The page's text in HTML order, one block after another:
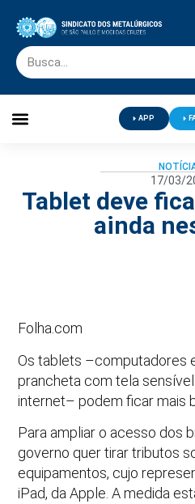
APP
17/03/
Tablet deve
ainda
Folha.com
Os tablets –computadores
prancheta com tela
internet– podem ficar mais
Para ampliar o acesso dos
governo quer tirar tributos
equipamentos, cujo
iPad, da Apple. A medida